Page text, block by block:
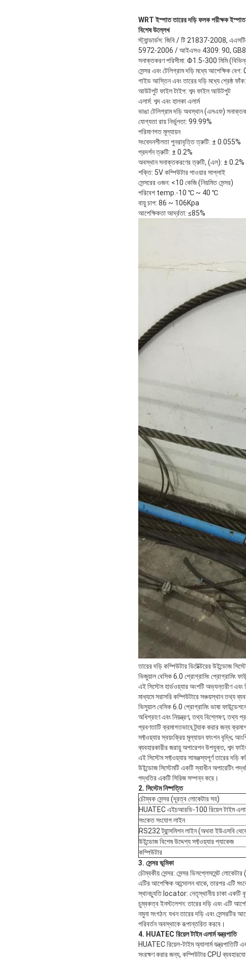
WRT ইস্পাত তারের দড়ি ফলক পরীক্ষক
বিশেষ উল্লেখ
স্ট্যান্ডার্ডস: জিবি / টি 21837-2008,
5972-2006 / আইএসও 4309: 90,
সনাক্তকরণ পরিসীমা: Φ1.5-300 মিমি (বিভিন্ন
সেন্সর এবং টেলিগ্রাম দড়ি মধ্যে আপেক্ষিক
গাইড আস্তিন এবং তারের দড়ি মধ্যে শ্রেষ্ঠ
আউটপুট ফাইল টাইপ: শব্দ ফাইল আউটপুট
এলার্ম: শব্দ এবং হালকা এলার্ম
ভাঙা টেলিগ্রাম দড়ি অবস্থান (এলএফ)
যোগ্যতা রায় নির্ভুলতা: 99.99%
পরিমাণগত মূল্যায়ন
সংবেদনশীলতা পুনরাবৃত্তি ত্রুটি: ± 0.055%
প্রদর্শন ত্রুটি: ± 0.2%
অবস্থান সনাক্তকরণের ত্রুটি, (এল): ± 0.2%
শক্তি: 5V কম্পিউটার পাওয়ার সাপ্লাই
সেন্সরের ওজন: <10 কেজি (নিয়মিত সেন্সর)
পরিবেশ temp.-10 ℃ ~ 40 ℃
বায়ু চাপ: 86 ~ 106Kpa
আপেক্ষিকতা আর্দ্রতা: ≤85%
তারের দড়ি কম্পিউটার ডিটেক্টরের উইন্ডোজ
ভিজুয়াল বেসিক 6.0 প্রোগ্রামিং প্রোগ্রামিং
এই সিস্টেম হার্ডওয়্যার অংশটি অভ্যন্তরীণ
মাধ্যমে সরাসরি কম্পিউটারে সঞ্চয়স্থান তথ্য
ভিসুয়াল বেসিক 6.0 প্রোগ্রামিং ভাষা
অধিগ্রহণ এবং নিয়ন্ত্রণ, তথ্য বিশ্লেষণ, তথ্য
প্রবণতাটি ক্রমাগতভাবে ট্র্যাক করার জন্য
সফ্টওয়্যার স্বয়ংক্রিয় মূল্যায়ন ফাংশন বৃদ্ধি;
ব্যবহারকারীর জরায়ু অপারেশন উপযুক্ত, শব্দ ফাইল
এই সিস্টেম সফ্টওয়্যার সামঞ্জস্যপূর্ণ তারের
উইন্ডোজ সিস্টেমটি একটি স্বাধীন অপারেটিং
পদ্ধতির একটি সিরিজ সম্পন্ন করে।
2. সিস্টেম নিষ্পত্তি
চৌম্বক সেন্সর (দূরত্ব লোকেটার সহ)
HUATEC এইচআরডি-100 রিয়েল টাইম এলার্ম
সংকেত সংযোগ লাইন
RS232 ট্রান্সমিশন লাইন (অথবা ইউএসবি
উইন্ডোজ বিশেষ উদ্দেশ্য সফ্টওয়্যার প্যাকেজ
কম্পিউটার
3. সেন্সর ভূমিকা
চৌম্বকীয় সেন্সর: সেন্সর ডিসপ্লেসমেন্ট
এটির আপেক্ষিক আন্দোলন থাকে, তারপর এটি
স্থানচ্যুতি locator: নেতৃস্থানীয় চাকা একটি
চুম্বকত্ব ইনস্টলেশন: তারের দড়ি এবং এটি
নমুনা সংগঠন: যখন তারের দড়ি এবং সেন্সরটির
পরিবর্তন অবস্থাকে রূপান্তরিত করবে।
4. HUATEC রিয়েল টাইম এলার্ম যন্ত্রপাতি
HUATEC রিয়েল-টাইম অ্যালার্ম যন্ত্রপাতিটি
সংরক্ষণ করার জন্য, কম্পিউটার CPU